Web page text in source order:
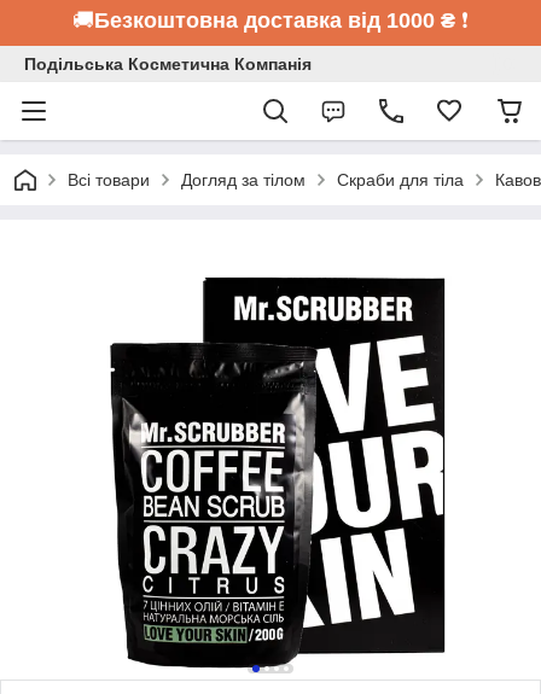
🚚Безкоштовна доставка від 1000 ₴ ❗
Подільська Косметична Компанія
Всі товари Догляд за тілом Скраби для тіла